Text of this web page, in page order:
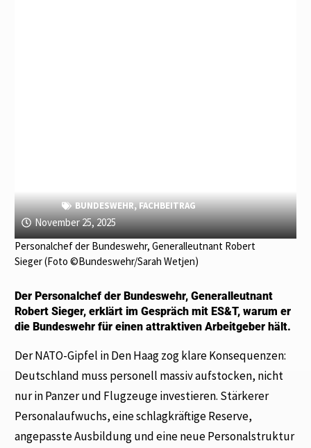
BUNDESWEHR,FACHBEITRAG
November 25, 2025
Personalchef der Bundeswehr, Generalleutnant Robert
Sieger (Foto ©Bundeswehr/Sarah Wetjen)
Der Personalchef der Bundeswehr, Generalleutnant
Robert Sieger, erklärt im Gespräch mit ES&T, warum er
die Bundeswehr für einen attraktiven Arbeitgeber hält.
Der NATO-Gipfel in Den Haag zog klare Konsequenzen:
Deutschland muss personell massiv aufstocken, nicht
nur in Panzer und Flugzeuge investieren. Stärkerer
Personalaufwuchs, eine schlagkräftige Reserve,
angepasste Ausbildung und eine neue Personalstruktur